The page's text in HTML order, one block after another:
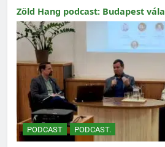
Zöld Hang podcast: Budapest
PODCAST PODCAST.